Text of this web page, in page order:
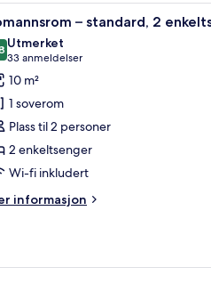
wi-fi (inkludert) og sengetøy
11 – standard, 2
av 10
Utmerket
33 anmeldelser
(33
anmeldelser)
10 m²
1 soverom
Plass til 2 personer
2 enkeltsenger
Wi-fi inkludert
informasjon